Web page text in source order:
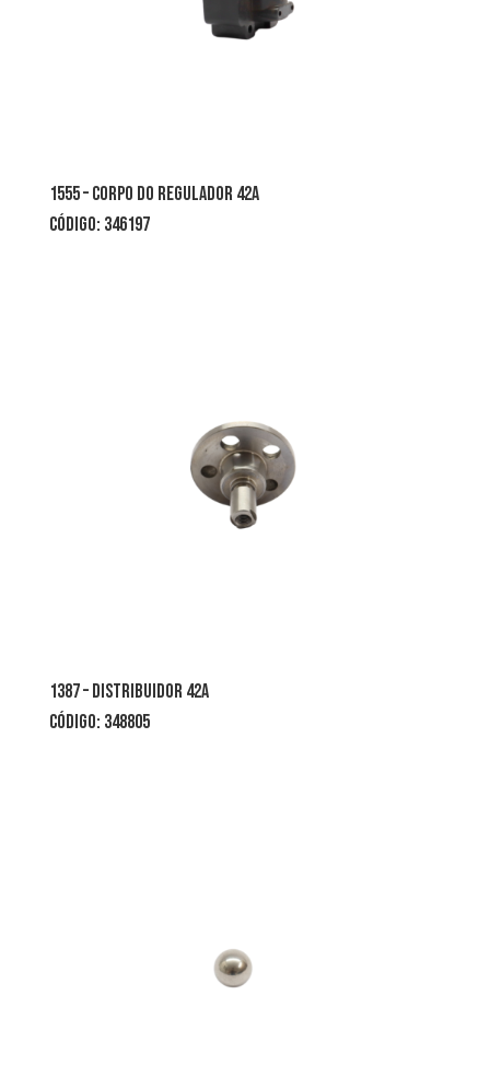
1555 – corpo do regulador 42a
CÓDIGO: 346197
1387 – distribuidor 42a
código: 348805